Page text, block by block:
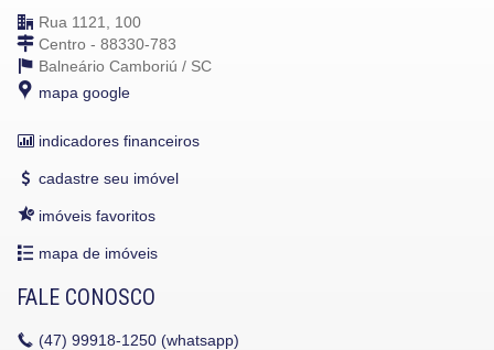
Rua 1121, 100
Centro - 88330-783
Balneário Camboriú / SC
mapa google
indicadores financeiros
cadastre seu imóvel
imóveis favoritos
mapa de imóveis
FALE CONOSCO
(47) 99918-1250 (whatsapp)